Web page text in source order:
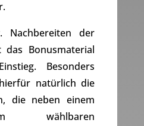
Nachbereiten der
das Bonusmaterial
Besonders
natürlich die
die neben einem
wählbaren